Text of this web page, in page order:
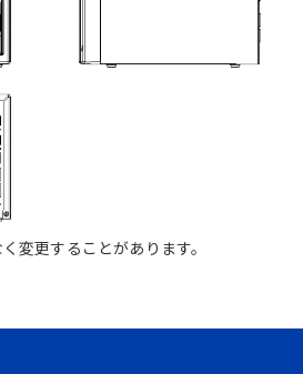
変更することがあります。